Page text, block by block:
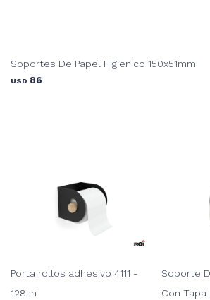
Soportes De Papel Higienico 150x51mm
USD 86
Porta rollos adhesivo 4111 -
128-n
Soporte
Con Tapa